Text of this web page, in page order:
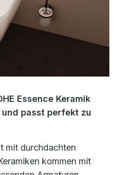
Essence Keramik
passt perfekt zu
mit durchdachten
kommen mit